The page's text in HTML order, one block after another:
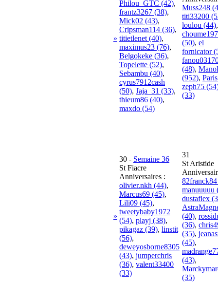
»
Philou_GTC (42),
frantz3267 (38),
Mick02 (43),
Cripsman114 (36),
titietlenet (40),
maximus23 (76),
Belgokeke (36),
Topelette (52),
Sebambu (40),
cyrus7912cash
(50), Jaja_31 (33),
thieum86 (40),
maxdo (54)
Muss248
titi33200
loulou (44),
(50), el
fornicator
(48),
(952),
zeph75
(33)
»
30 - Semaine 36
St Fiacre
Anniversaires :
olivier.nkh (44),
Marcus69 (45),
Lili09 (45),
tweetybaby1972
(54), playj (38),
pikagaz (39), linstit
(56),
deweyosborne8305
(43), jumperchris
(36), valent33400
(33)
31
St Aristide
manuuuuu
dustaflex
(40),
(36),
(35),
(45),
(43),
(35)